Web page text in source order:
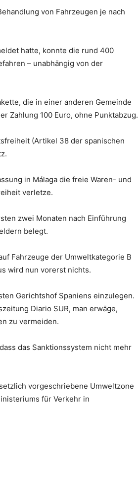
von Fahrzeugen je nach
hatte, konnte die rund 400
– unabhängig von der
die in einer anderen Gemeinde
Zahlung 100 Euro, ohne Punktabzug.
(Artikel 38 der spanischen
in Málaga die freie Waren- und
verletze.
zwei Monaten nach Einführung
belegt.
Fahrzeuge der Umweltkategorie B
wird nun vorerst nichts.
Gerichtshof Spaniens einzulegen.
Diario SUR, man erwäge,
zu vermeiden.
das Sanktionssystem nicht mehr
vorgeschriebene Umweltzone
für Verkehr in